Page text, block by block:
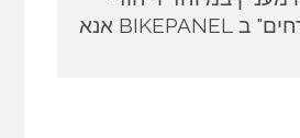
לספר ואתם מעוניינים להגיש כתבה ל"כותבים אורחים" ב BIKEPANEL אנא